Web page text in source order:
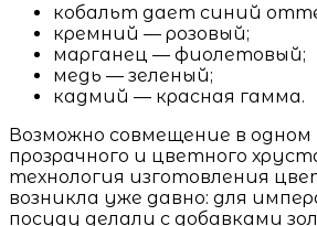
кобальт дает синий
кремний — розовый;
марганец — фиолетовый;
медь — зеленый;
кадмий — красная гамма.
Возможно совмещение в одном
прозрачного и цветного
технология изготовления
возникла уже давно: для
посуду делали с добавками